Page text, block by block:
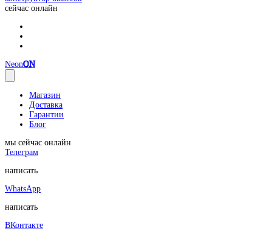
сейчас онлайн
NeonON
Магазин
Доставка
Гарантии
Блог
мы сейчас онлайн
Телеграм
написать
WhatsApp
написать
ВКонтакте